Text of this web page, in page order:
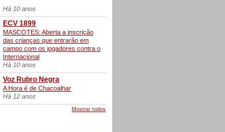
Há 10 anos
ECV 1899
MASCOTES: Aberta a inscrição
das crianças que entrarão em
campo com os jogadores contra o
Internacional
Há 10 anos
Voz Rubro Negra
A Hora é de Chacoalhar
Há 12 anos
Mostrar todos